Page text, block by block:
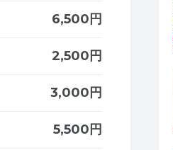
6,500円
2,500円
3,000円
5,500円